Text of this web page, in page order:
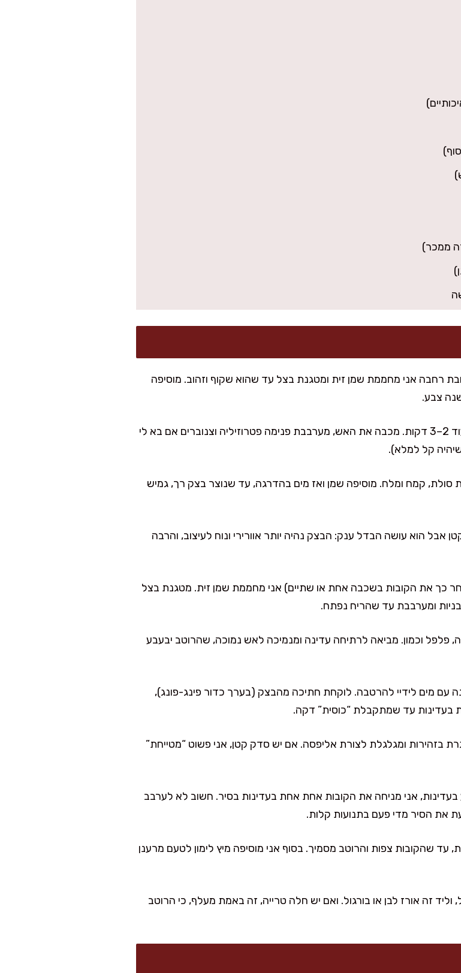
רחבה אני מחממת שמן זית ומטגנת בצל עד שהוא שקוף וזהוב. מוסיפה
צבע.
מתבלת במלח, פלפל, פפריקה ובהרט, וממשיכה עוד 2–3 דקות. מכבה את האש, מערבבת פנימה פטרוזיליה וצנוברים אם בא לי
קל למלא).
סולת, קמח ומלח. מוסיפה שמן ואז מים בהדרגה, עד שנוצר בצק רך, גמיש
זה שלב קטן אבל הוא עושה הבדל ענק: הבצק נהיה יותר אוורירי ונוח לעיצוב, והרבה
כך את הקובות בשכבה אחת או שתיים) אני מחממת שמן זית. מטגנת בצל
ומערבבת עד שהריח נפתח.
פלפל וכמון. מביאה לרתיחה עדינה ומנמיכה לאש נמוכה, שהרוטב יבעבע
עם מים לידיי להרטבה. לוקחת חתיכה מהבצק (בערך כדור פינג-פונג),
בעדינות עד שמתקבלת “כוסית” דקה.
בזהירות ומגלגלת לצורת אליפסה. אם יש סדק קטן, אני פשוט “מטייחת”
אני מניחה את הקובות אחת אחת בעדינות בסיר. חשוב לא לערבב
את הסיר מדי פעם בתנועות קלות.
ומבשלת על אש נמוכה 35–45 דקות, עד שהקובות צפות והרוטב מסמיך. בסוף אני מוסיפה מיץ לימון לטעם מרענן
זה אורז לבן או בורגול. ואם יש חלה טרייה, זה באמת מעלף, כי הרוטב